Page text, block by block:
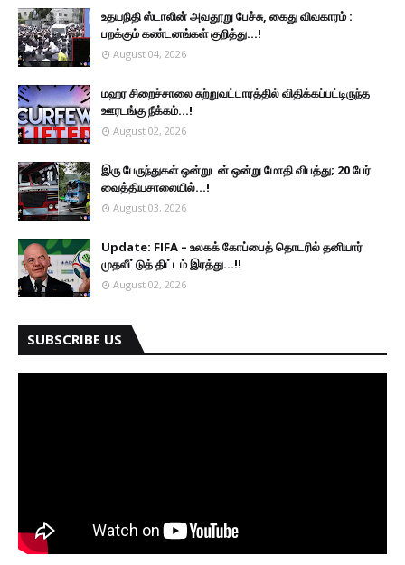
உதயநிதி ஸ்டாலின் அவதூறு பேச்சு, கைது விவகாரம் :
பறக்கும் கண்டனங்கள் குறித்து...!
August 04, 2026
மஹர சிறைச்சாலை சுற்றுவட்டாரத்தில் விதிக்கப்பட்டிருந்த
ஊரடங்கு நீக்கம்...!
August 02, 2026
இரு ப‍ேருந்துகள் ஒன்றுடன் ஒன்று மோதி விபத்து; 20 பேர்
வைத்தியசாலையில்...!
August 03, 2026
Update: FIFA – உலகக் கோப்பைத் தொடரில் தனியார்
முதலீட்டுத் திட்டம் இரத்து...!!
August 02, 2026
SUBSCRIBE US